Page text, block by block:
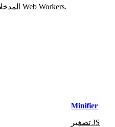
المدخلات الكبيرة تعمل أفضل في متصفحات سطح المكتب الحديثة. للملفات الضخمة، قسّم الإدخال أو استخدم Web Workers.
Minifier
تصغير JS